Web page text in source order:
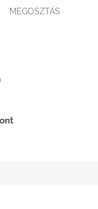
MEGOSZTÁS